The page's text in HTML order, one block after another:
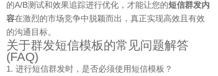
的A/B测试和效果追踪进行优化，才能让您的短信群发内
容在激烈的市场竞争中脱颖而出，真正实现高效且有效
的沟通目标。
关于群发短信模板的常见问题解答
(FAQ)
1. 进行短信群发时，是否必须使用短信模板？